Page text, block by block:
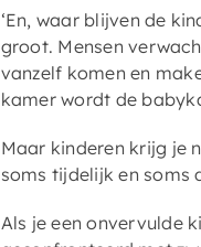
‘En, waar blijven de
groot. Mensen
vanzelf komen en
kamer wordt de
Maar kinderen krijg je
soms tijdelijk en soms
Als je een onvervulde